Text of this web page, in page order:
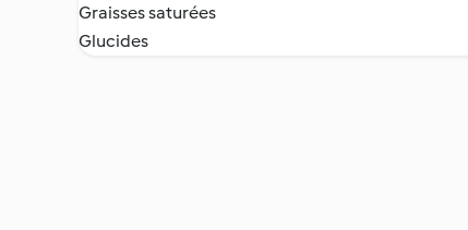
Graisses saturées
Glucides